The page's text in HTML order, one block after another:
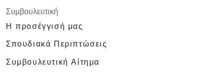
Συμβουλευτική
Η προσέγγισή μας
Σπουδιακά Περιπτώσεις
Συμβουλευτική Αίτημα